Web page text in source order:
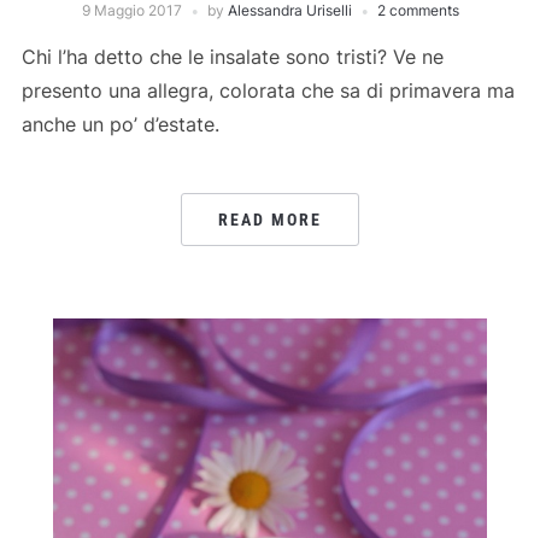
9 Maggio 2017 by Alessandra Uriselli 2 comments
Chi l’ha detto che le insalate sono tristi? Ve ne
presento una allegra, colorata che sa di primavera ma
anche un po’ d’estate.
READ MORE